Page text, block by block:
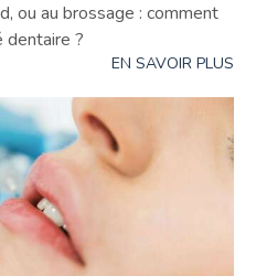
ou au brossage : comment
dentaire ?
EN SAVOIR PLUS